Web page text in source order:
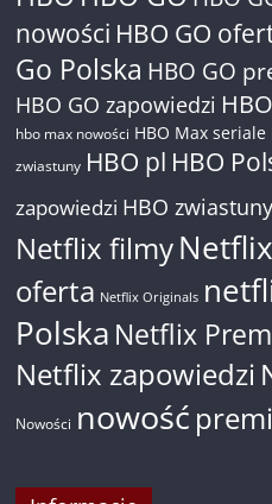
nowości HBO GO
Go Polska HBO GO
HBO GO zapowiedzi
hbo max nowości HBO Max seriale
zwiastuny HBO pl HBO
zapowiedzi HBO zwiastuny
Netflix filmy
oferta Netflix Originals
Polska Netflix
Netflix zapowiedzi
Nowości nowość